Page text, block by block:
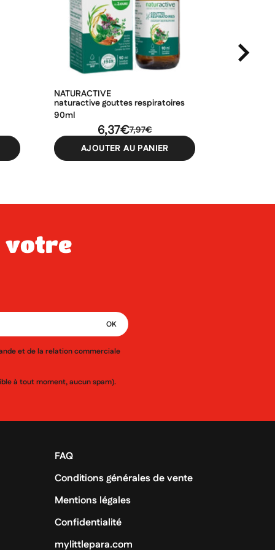
NATURACTIVE
naturactive gouttes respiratoires
90ml
7,97€
6,37€
AJOUTER AU PANIER
et de la relation commerciale
à tout moment, aucun spam).
FAQ
Conditions générales de vente
Mentions légales
Confidentialité
mylittlepara.com